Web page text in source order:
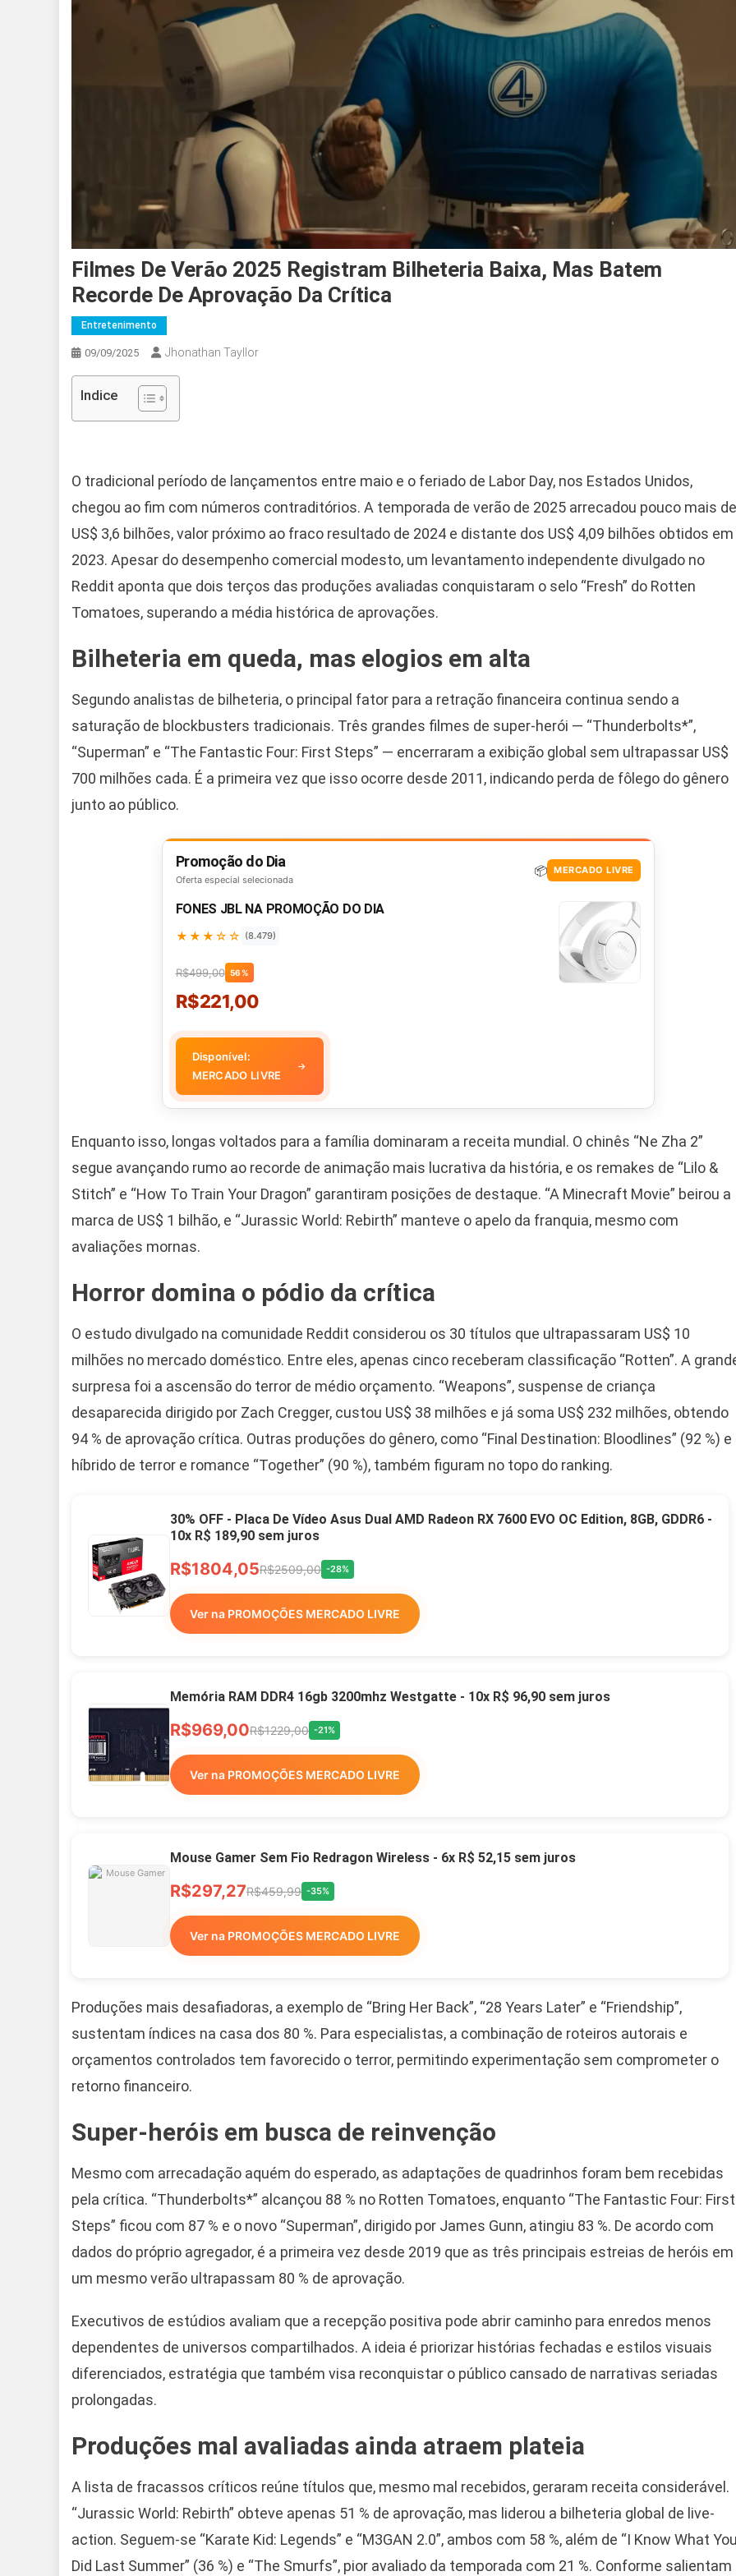
Filmes De Verão 2025 Registram Bilheteria Baixa, Mas Batem
Recorde De Aprovação Da Crítica
Entretenimento
09/09/2025 Jhonathan Tayllor
Indice
O tradicional período de lançamentos entre maio e o feriado de Labor Day, nos Estados Unidos,
chegou ao fim com números contraditórios. A temporada de verão de 2025 arrecadou pouco mais de
US$ 3,6 bilhões, valor próximo ao fraco resultado de 2024 e distante dos US$ 4,09 bilhões obtidos em
2023. Apesar do desempenho comercial modesto, um levantamento independente divulgado no
Reddit aponta que dois terços das produções avaliadas conquistaram o selo “Fresh” do Rotten
Tomatoes, superando a média histórica de aprovações.
Bilheteria em queda, mas elogios em alta
Segundo analistas de bilheteria, o principal fator para a retração financeira continua sendo a
saturação de blockbusters tradicionais. Três grandes filmes de super-herói — “Thunderbolts*”,
“Superman” e “The Fantastic Four: First Steps” — encerraram a exibição global sem ultrapassar US$
700 milhões cada. É a primeira vez que isso ocorre desde 2011, indicando perda de fôlego do gênero
junto ao público.
Promoção do Dia
Oferta especial selecionada
📦 MERCADO LIVRE
FONES JBL NA PROMOÇÃO DO DIA
★★★☆☆ (8.479)
R$499,00 56%
R$221,00
Disponível:
MERCADO LIVRE
→
Enquanto isso, longas voltados para a família dominaram a receita mundial. O chinês “Ne Zha 2”
segue avançando rumo ao recorde de animação mais lucrativa da história, e os remakes de “Lilo &
Stitch” e “How To Train Your Dragon” garantiram posições de destaque. “A Minecraft Movie” beirou a
marca de US$ 1 bilhão, e “Jurassic World: Rebirth” manteve o apelo da franquia, mesmo com
avaliações mornas.
Horror domina o pódio da crítica
O estudo divulgado na comunidade Reddit considerou os 30 títulos que ultrapassaram US$ 10
milhões no mercado doméstico. Entre eles, apenas cinco receberam classificação “Rotten”. A
surpresa foi a ascensão do terror de médio orçamento. “Weapons”, suspense de criança
desaparecida dirigido por Zach Cregger, custou US$ 38 milhões e já soma US$ 232 milhões, obtendo
94 % de aprovação crítica. Outras produções do gênero, como “Final Destination: Bloodlines” (92 %) e
híbrido de terror e romance “Together” (90 %), também figuram no topo do ranking.
30% OFF - Placa De Vídeo Asus Dual AMD Radeon RX 7600 EVO OC Edition, 8GB, GDDR6 -
10x R$ 189,90 sem juros
R$1804,05R$2509,00 -28%
Ver na PROMOÇÕES MERCADO LIVRE
Memória RAM DDR4 16gb 3200mhz Westgatte - 10x R$ 96,90 sem juros
R$969,00R$1229,00 -21%
Ver na PROMOÇÕES MERCADO LIVRE
Mouse Gamer Sem Fio Redragon Wireless - 6x R$ 52,15 sem juros
R$297,27R$459,99 -35%
Ver na PROMOÇÕES MERCADO LIVRE
Produções mais desafiadoras, a exemplo de “Bring Her Back”, “28 Years Later” e “Friendship”,
sustentam índices na casa dos 80 %. Para especialistas, a combinação de roteiros autorais e
orçamentos controlados tem favorecido o terror, permitindo experimentação sem comprometer o
retorno financeiro.
Super-heróis em busca de reinvenção
Mesmo com arrecadação aquém do esperado, as adaptações de quadrinhos foram bem recebidas
pela crítica. “Thunderbolts*” alcançou 88 % no Rotten Tomatoes, enquanto “The Fantastic Four: First
Steps” ficou com 87 % e o novo “Superman”, dirigido por James Gunn, atingiu 83 %. De acordo com
dados do próprio agregador, é a primeira vez desde 2019 que as três principais estreias de heróis em
um mesmo verão ultrapassam 80 % de aprovação.
Executivos de estúdios avaliam que a recepção positiva pode abrir caminho para enredos menos
dependentes de universos compartilhados. A ideia é priorizar histórias fechadas e estilos visuais
diferenciados, estratégia que também visa reconquistar o público cansado de narrativas seriadas
prolongadas.
Produções mal avaliadas ainda atraem plateia
A lista de fracassos críticos reúne títulos que, mesmo mal recebidos, geraram receita considerável.
“Jurassic World: Rebirth” obteve apenas 51 % de aprovação, mas liderou a bilheteria global de live-
action. Seguem-se “Karate Kid: Legends” e “M3GAN 2.0”, ambos com 58 %, além de “I Know What You
Did Last Summer” (36 %) e “The Smurfs”, pior avaliado da temporada com 21 %. Conforme salientam